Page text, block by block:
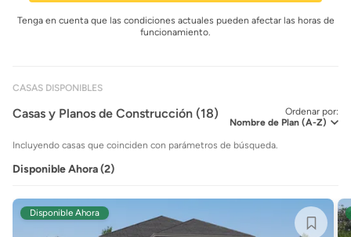
Tenga en cuenta que las condiciones actuales pueden afectar las horas de
funcionamiento.
CASAS DISPONIBLES
Ordenar por:
Casas y Planos de Construcción (18)
Incluyendo casas que coinciden con parámetros de búsqueda.
Disponible Ahora (2)
Disponible Ahora